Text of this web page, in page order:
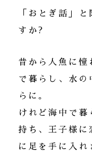
「おとぎ話」
すか?
昔から人魚に憧
で暮らし、水の
らに。
けれど海中で暮
持ち、王子様に
に足を手に入れ